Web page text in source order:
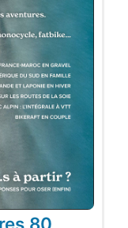
80